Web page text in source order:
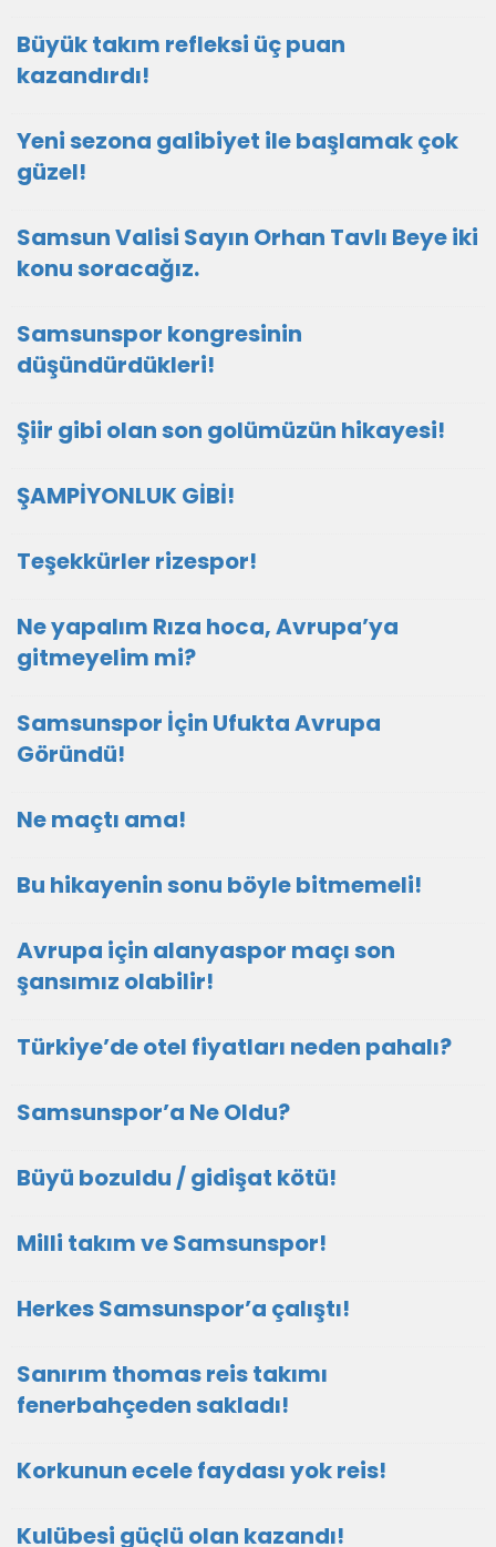
Büyük takım refleksi üç puan
kazandırdı!
Yeni sezona galibiyet ile başlamak çok
güzel!
Samsun Valisi Sayın Orhan Tavlı Beye iki
konu soracağız.
Samsunspor kongresinin
düşündürdükleri!
Şiir gibi olan son golümüzün hikayesi!
ŞAMPİYONLUK GİBİ!
Teşekkürler rizespor!
Ne yapalım Rıza hoca, Avrupa’ya
gitmeyelim mi?
Samsunspor İçin Ufukta Avrupa
Göründü!
Ne maçtı ama!
Bu hikayenin sonu böyle bitmemeli!
Avrupa için alanyaspor maçı son
şansımız olabilir!
Türkiye’de otel fiyatları neden pahalı?
Samsunspor’a Ne Oldu?
Büyü bozuldu / gidişat kötü!
Milli takım ve Samsunspor!
Herkes Samsunspor’a çalıştı!
Sanırım thomas reis takımı
fenerbahçeden sakladı!
Korkunun ecele faydası yok reis!
Kulübesi güçlü olan kazandı!